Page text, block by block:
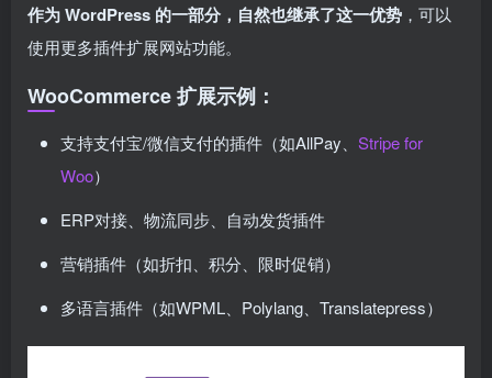
作为 WordPress 的一部分，自然也继承了这一优势 ，可以
使用更多插件扩展网站功能。
WooCommerce 扩展示例：
支持支付宝/微信支付的插件（如AllPay、 Stripe for
Woo）
ERP对接、物流同步、自动发货插件
营销插件（如折扣、积分、限时促销）
多语言插件（如WPML、Polylang、Translatepress）